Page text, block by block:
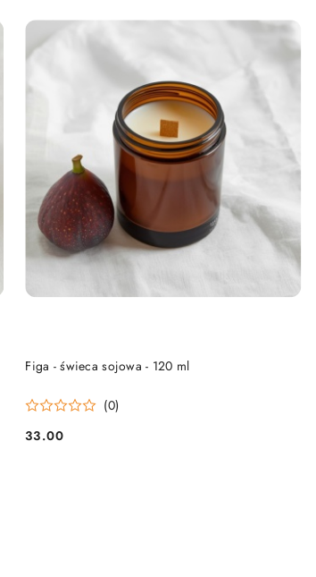
Figa - świeca sojowa - 120 ml
(0)
Cena:
33.00
DO KOSZYKA